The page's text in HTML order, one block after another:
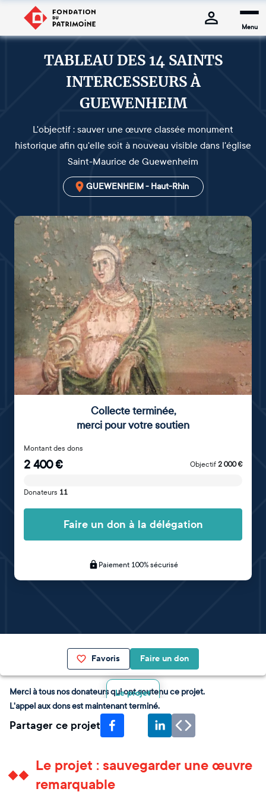
Menu
TABLEAU DES 14 SAINTS
INTERCESSEURS À
GUEWENHEIM
L'objectif : sauver une œuvre classée monument
historique afin qu'elle soit à nouveau visible dans l'église
Saint-Maurice de Guewenheim
GUEWENHEIM - Haut-Rhin
Collecte terminée,
merci pour votre soutien
Montant des dons
2 400€ Objectif 2 000€
Donateurs 11
Faire un don à la délégation
Paiement 100% sécurisé
Favoris Faire un don
Le projet
Merci à tous nos donateurs qui ont soutenu ce projet.
L'appel aux dons est maintenant terminé.
Partager ce projet
Le projet : sauvegarder une œuvre
remarquable